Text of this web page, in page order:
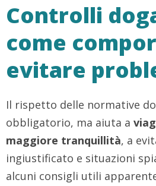
Controlli
come
evitare
Il rispetto delle normative
obbligatorio, ma aiuta a
maggiore tranquillità, a
ingiustificato e situazioni
alcuni consigli utili